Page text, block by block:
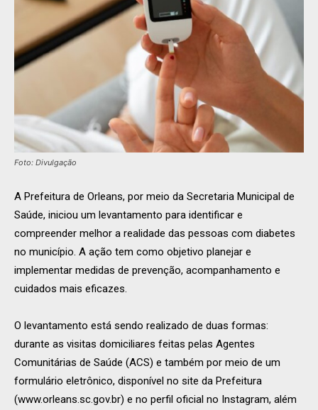
Foto: Divulgação
A Prefeitura de Orleans, por meio da Secretaria Municipal de
Saúde, iniciou um levantamento para identificar e
compreender melhor a realidade das pessoas com diabetes
no município. A ação tem como objetivo planejar e
implementar medidas de prevenção, acompanhamento e
cuidados mais eficazes.
O levantamento está sendo realizado de duas formas:
durante as visitas domiciliares feitas pelas Agentes
Comunitárias de Saúde (ACS) e também por meio de um
formulário eletrônico, disponível no site da Prefeitura
(www.orleans.sc.gov.br) e no perfil oficial no Instagram, além